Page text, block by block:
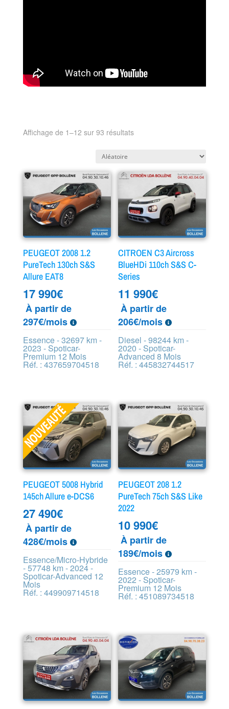
Affichage de 1–12 sur 93 résultats
PEUGEOT 2008 1.2
PureTech 130ch S&S
Allure EAT8
17 990€
À partir de
297€/mois
Essence - 32697 km -
2023 - Spoticar-
Premium 12 Mois
Réf. : 437659704518
CITROEN C3 Aircross
BlueHDi 110ch S&S C-
Series
11 990€
À partir de
206€/mois
Diesel - 98244 km -
2020 - Spoticar-
Advanced 8 Mois
Réf. : 445832744517
PEUGEOT 5008 Hybrid
145ch Allure e-DCS6
27 490€
À partir de
428€/mois
Essence/Micro-Hybride
- 57748 km - 2024 -
Spoticar-Advanced 12
Mois
Réf. : 449909714518
PEUGEOT 208 1.2
PureTech 75ch S&S Like
2022
10 990€
À partir de
189€/mois
Essence - 25979 km -
2022 - Spoticar-
Premium 12 Mois
Réf. : 451089734518